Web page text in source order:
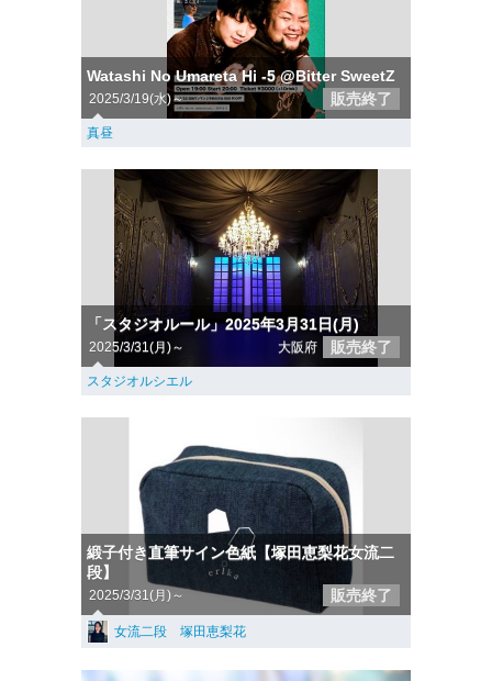
Watashi No Umareta Hi -5 @Bitter SweetZ
2025/3/19(水)～ 販売終了
真昼
「スタジオルール」2025年3月31日(月)
2025/3/31(月)～ 大阪府 販売終了
スタジオルシエル
緞子付き直筆サイン色紙【塚田恵梨花女流二
段】
2025/3/31(月)～ 販売終了
女流二段 塚田恵梨花